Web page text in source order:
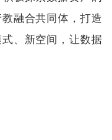
融合共同体，打造
、新空间，让数据